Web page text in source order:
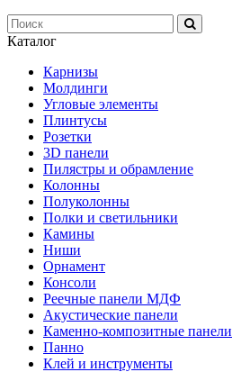
Каталог
Карнизы
Молдинги
Угловые элементы
Плинтусы
Розетки
3D панели
Пилястры и обрамление
Колонны
Полуколонны
Полки и светильники
Камины
Ниши
Орнамент
Консоли
Реечные панели МДФ
Акустические панели
Каменно-композитные панели
Панно
Клей и инструменты